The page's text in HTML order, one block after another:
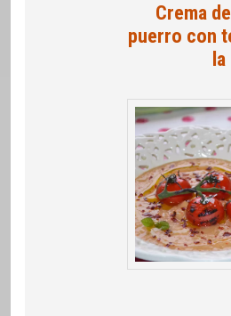
Crema
puerro con